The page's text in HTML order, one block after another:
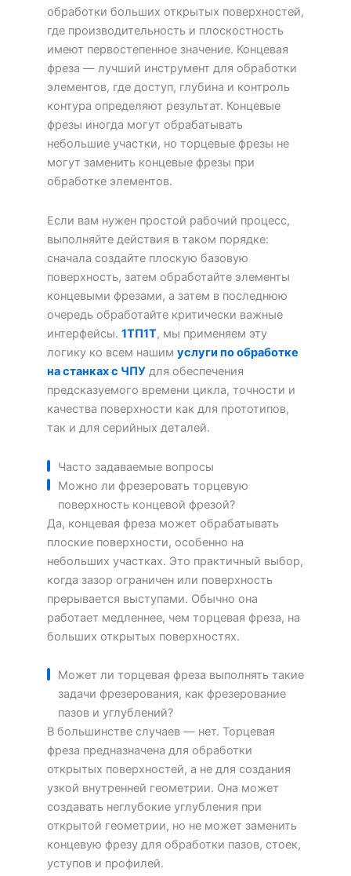
обработки больших открытых поверхностей,
где производительность и плоскостность
имеют первостепенное значение. Концевая
фреза — лучший инструмент для обработки
элементов, где доступ, глубина и контроль
контура определяют результат. Концевые
фрезы иногда могут обрабатывать
небольшие участки, но торцевые фрезы не
могут заменить концевые фрезы при
обработке элементов.
Если вам нужен простой рабочий процесс,
выполняйте действия в таком порядке:
сначала создайте плоскую базовую
поверхность, затем обработайте элементы
концевыми фрезами, а затем в последнюю
очередь обработайте критически важные
интерфейсы. 1ТП1Т, мы применяем эту
логику ко всем нашим услуги по обработке
на станках с ЧПУ для обеспечения
предсказуемого времени цикла, точности и
качества поверхности как для прототипов,
так и для серийных деталей.
Часто задаваемые вопросы
Можно ли фрезеровать торцевую
поверхность концевой фрезой?
Да, концевая фреза может обрабатывать
плоские поверхности, особенно на
небольших участках. Это практичный выбор,
когда зазор ограничен или поверхность
прерывается выступами. Обычно она
работает медленнее, чем торцевая фреза, на
больших открытых поверхностях.
Может ли торцевая фреза выполнять такие
задачи фрезерования, как фрезерование
пазов и углублений?
В большинстве случаев — нет. Торцевая
фреза предназначена для обработки
открытых поверхностей, а не для создания
узкой внутренней геометрии. Она может
создавать неглубокие углубления при
открытой геометрии, но не может заменить
концевую фрезу для обработки пазов, стоек,
уступов и профилей.